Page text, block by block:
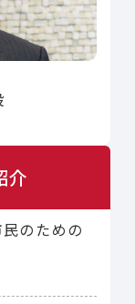
介
のための